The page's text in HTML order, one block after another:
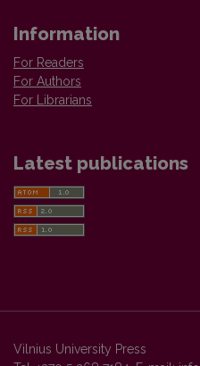
Information
For Readers
For Authors
For Librarians
Latest publications
Vilnius University Press